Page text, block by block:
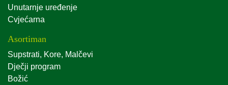
Unutarnje uređenje
Cvjećarna
Asortiman
Supstrati, Kore, Malčevi
Dječji program
Božić